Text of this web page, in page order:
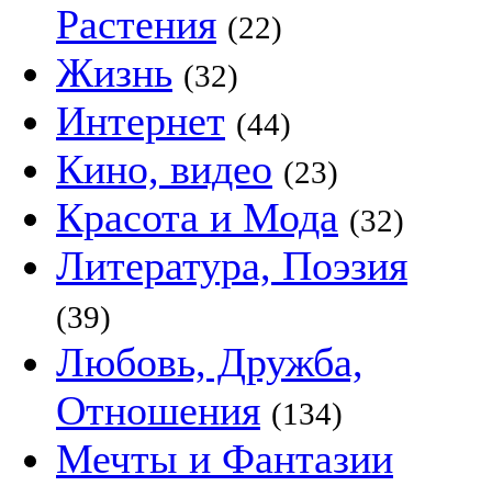
Растения (22)
Жизнь (32)
Интернет (44)
Кино, видео (23)
Красота и Мода (32)
Литература, Поэзия
(39)
Любовь, Дружба,
Отношения (134)
Мечты и Фантазии